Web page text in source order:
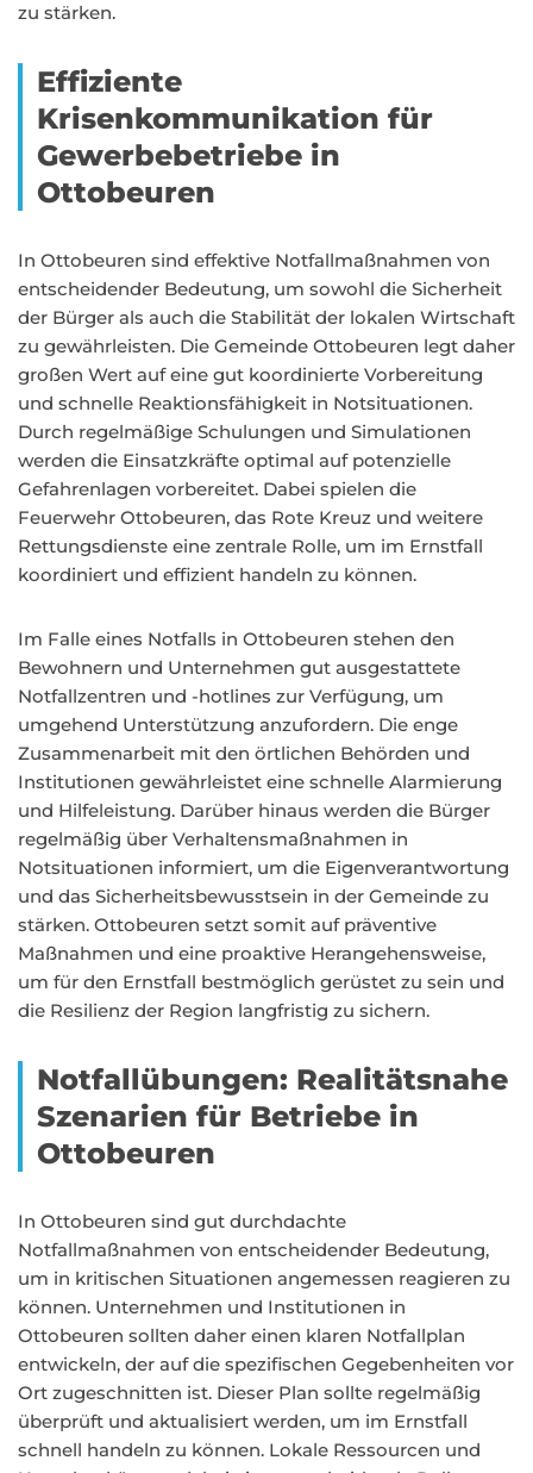
zu stärken.
Effiziente
Krisenkommunikation für
Gewerbebetriebe in
Ottobeuren
In Ottobeuren sind effektive Notfallmaßnahmen von
entscheidender Bedeutung, um sowohl die Sicherheit
der Bürger als auch die Stabilität der lokalen Wirtschaft
zu gewährleisten. Die Gemeinde Ottobeuren legt daher
großen Wert auf eine gut koordinierte Vorbereitung
und schnelle Reaktionsfähigkeit in Notsituationen.
Durch regelmäßige Schulungen und Simulationen
werden die Einsatzkräfte optimal auf potenzielle
Gefahrenlagen vorbereitet. Dabei spielen die
Feuerwehr Ottobeuren, das Rote Kreuz und weitere
Rettungsdienste eine zentrale Rolle, um im Ernstfall
koordiniert und effizient handeln zu können.
Im Falle eines Notfalls in Ottobeuren stehen den
Bewohnern und Unternehmen gut ausgestattete
Notfallzentren und -hotlines zur Verfügung, um
umgehend Unterstützung anzufordern. Die enge
Zusammenarbeit mit den örtlichen Behörden und
Institutionen gewährleistet eine schnelle Alarmierung
und Hilfeleistung. Darüber hinaus werden die Bürger
regelmäßig über Verhaltensmaßnahmen in
Notsituationen informiert, um die Eigenverantwortung
und das Sicherheitsbewusstsein in der Gemeinde zu
stärken. Ottobeuren setzt somit auf präventive
Maßnahmen und eine proaktive Herangehensweise,
um für den Ernstfall bestmöglich gerüstet zu sein und
die Resilienz der Region langfristig zu sichern.
Notfallübungen: Realitätsnahe
Szenarien für Betriebe in
Ottobeuren
In Ottobeuren sind gut durchdachte
Notfallmaßnahmen von entscheidender Bedeutung,
um in kritischen Situationen angemessen reagieren zu
können. Unternehmen und Institutionen in
Ottobeuren sollten daher einen klaren Notfallplan
entwickeln, der auf die spezifischen Gegebenheiten vor
Ort zugeschnitten ist. Dieser Plan sollte regelmäßig
überprüft und aktualisiert werden, um im Ernstfall
schnell handeln zu können. Lokale Ressourcen und